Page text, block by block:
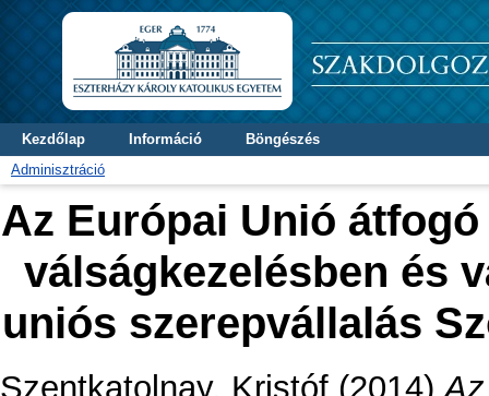
Kezdőlap Információ
Böngészés
Adminisztráció
Az Európai Unió
válságkezelésben és
uniós szerepvállalás
Szentkatolnay, Kristóf (2014)